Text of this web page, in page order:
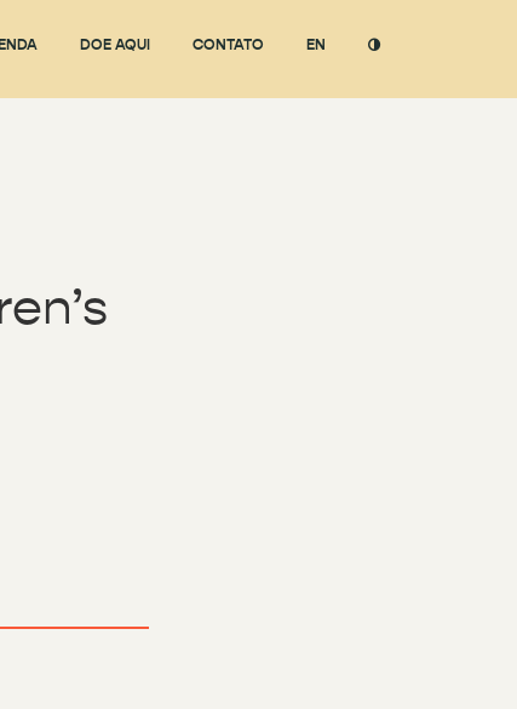
DOE AQUI CONTATO EN